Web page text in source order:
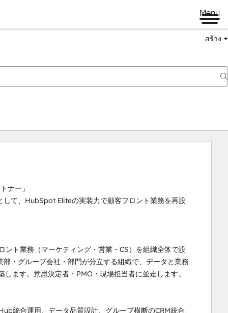
Menu
สร้าง
ナー」
て、HubSpot Eliteの実装力で顧客フロント業務を再設
ト業務（マーケティング・営業・CS）を組織全体で設
・グループ会社・部門が分立する組織で、データと業務
ます。意思決定者・PMO・現場担当者に並走します。
統合運用、データ品質設計、グループ横断のCRM統合